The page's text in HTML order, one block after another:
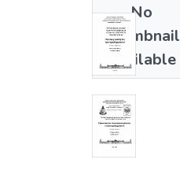
No
Thumbnail
Available